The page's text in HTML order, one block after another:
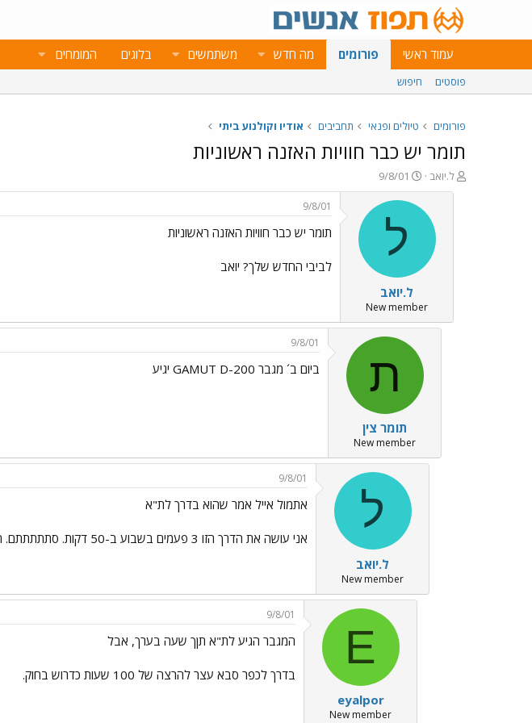
עמוד ראשי פורומים מה חדש משתמשים בלוגים המומחים
פוסטים חיפוש
פורומים טיולים ופנאי תחביבים אודיו וקולנוע ביתי
תומר יש כבר חוויות האזנה ראשוניות
פ
ו
ל.יואב
פ
ו
ר
ם
ב
א
ר
י
ך
9/8/01
ל
ל.יואב
New member
9/8/01
תומר יש כבר חוויות האזנה ראשוניות
לביבי החדש שלך? יואב
ת
תומר צין
New member
9/8/01
ביום ב´ מגבר GAMUT D-200 יגיע
ל
ל.יואב
New member
9/8/01
אתמול אייל אמר שהוא בדרך לת"א
אני עושה את הדרך הזו 3 פעמים בשבוע ב-50 דקות. סתתתתתם. חשבתי שהוא כבר אצלך. ביי יואב
E
eyalpor
New member
9/8/01
המגבר הגיע לת"א תןך שעה בערך, אבל
בדרך לכפר סבא עצר להרצה של 100 שעות כדרוש בחוק.